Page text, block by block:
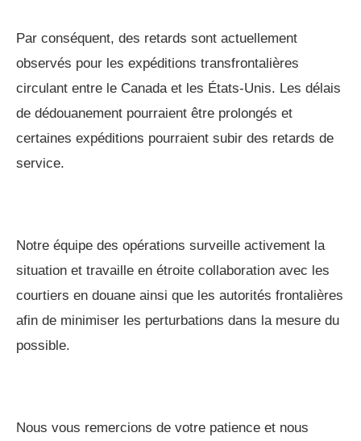
Par conséquent, des retards sont actuellement
observés pour les expéditions transfrontalières
circulant entre le Canada et les États-Unis. Les délais
de dédouanement pourraient être prolongés et
certaines expéditions pourraient subir des retards de
service.
Notre équipe des opérations surveille activement la
situation et travaille en étroite collaboration avec les
courtiers en douane ainsi que les autorités frontalières
afin de minimiser les perturbations dans la mesure du
possible.
Nous vous remercions de votre patience et nous